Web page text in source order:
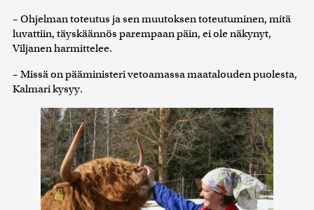
– Ohjelman toteutus ja sen muutoksen toteutuminen, mitä
luvattiin, täyskäännös parempaan päin, ei ole näkynyt,
Viljanen harmittelee.
– Missä on pääministeri vetoamassa maatalouden puolesta,
Kalmari kysyy.